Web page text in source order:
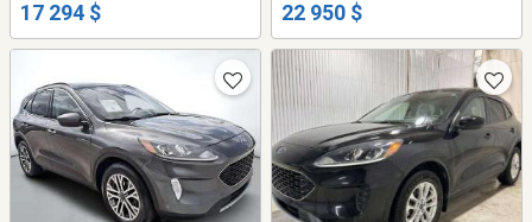
17 294 $ 22 950 $